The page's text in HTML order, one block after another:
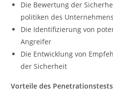
Die Bewertung der
politiken des Unternehmens
Die Identifizierung von
Angreifer
Die Entwicklung von
der Sicherheit
Vorteile des Penetrationstests